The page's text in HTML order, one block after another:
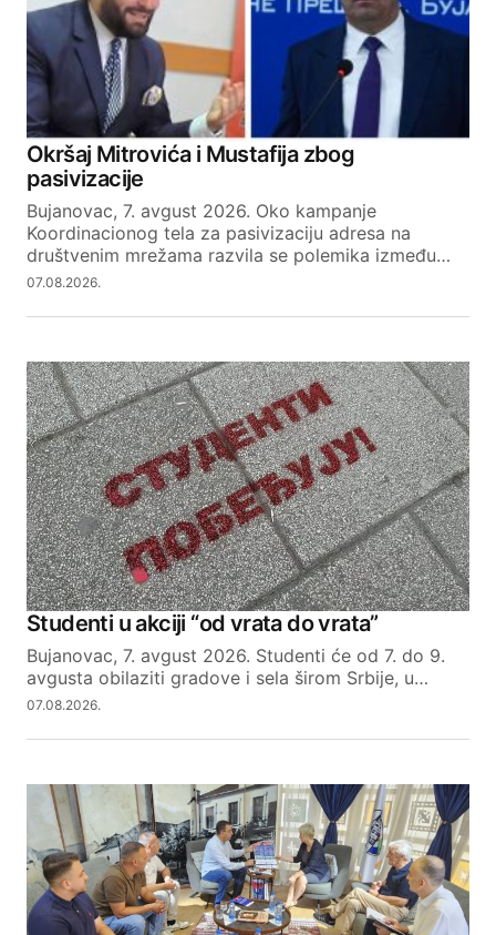
Okršaj Mitrovića i Mustafija zbog
pasivizacije
Bujanovac, 7. avgust 2026. Oko kampanje
Koordinacionog tela za pasivizaciju adresa na
društvenim mrežama razvila se polemika između…
07.08.2026.
Studenti u akciji “od vrata do vrata”
Bujanovac, 7. avgust 2026. Studenti će od 7. do 9.
avgusta obilaziti gradove i sela širom Srbije, u…
07.08.2026.